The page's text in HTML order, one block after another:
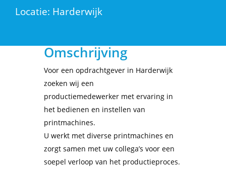
Locatie: Harderwijk
Omschrijving
Voor een opdrachtgever in Harderwijk
zoeken wij een
productiemedewerker met ervaring in
het bedienen en instellen van
printmachines.
U werkt met diverse printmachines en
zorgt samen met uw collega’s voor een
soepel verloop van het productieproces.